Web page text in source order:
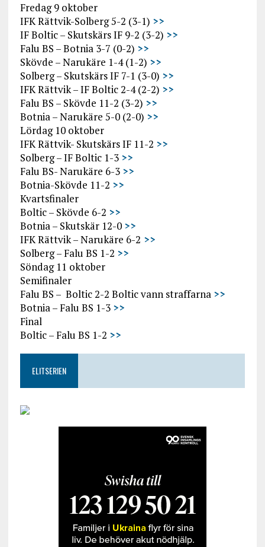
Fredag 9 oktober
IFK Rättvik-Solberg 5-2 (3-1) >>
IF Boltic – Skutskärs IF 9-2 (3-2) >>
Falu BS – Botnia 3-7 (0-2) >>
Skövde – Narukäre 1-4 (1-2) >>
Solberg – Skutskärs IF 7-1 (3-0) >>
IFK Rättvik – IF Boltic 2-4 (2-2) >>
Falu BS – Skövde 11-2 (3-2) >>
Botnia – Narukäre 5-0 (2-0) >>
Lördag 10 oktober
IFK Rättvik- Skutskärs IF 11-2 >>
Solberg – IF Boltic 1-3 >>
Falu BS- Narukäre 6-3 >>
Botnia-Skövde 11-2 >>
Kvartsfinaler
Boltic – Skövde 6-2 >>
Botnia – Skutskär 12-0 >>
IFK Rättvik – Narukäre 6-2 >>
Solberg – Falu BS 1-2 >>
Söndag 11 oktober
Semifinaler
Falu BS – Boltic 2-2 Boltic vann straffarna >>
Botnia – Falu BS 1-3 >>
Final
Boltic – Falu BS 1-2 >>
ELITSERIEN